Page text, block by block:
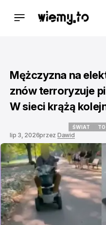
Mężczyzna na
znów terroryzuje
W sieci krążą
ŚWIAT
lip 3, 2026przez Dawid